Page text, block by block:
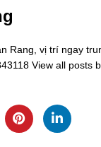
Rang, vị trí ngay
View all posts